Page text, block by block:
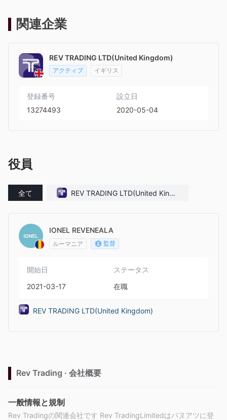
関連企業
REV TRADING LTD(United Kingdom)
アクティブ イギリス
登録番号
13274493
設立日
2020-05-04
役員
全て
REV TRADING LTD(United Kingd
IONEL REVENEALA
ルーマニア 監督
開始日
2021-03-17
ステータス
在職
REV TRADING LTD(United Kingdom)
Rev Trading · 会社概要
一般情報と規制
Rev Tradingの関連会社です Rev TradingLimitedはバヌアツに登